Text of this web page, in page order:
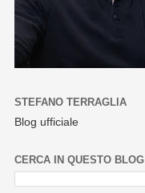
STEFANO TERRAGLIA
Blog ufficiale
CERCA IN QUESTO BLOG